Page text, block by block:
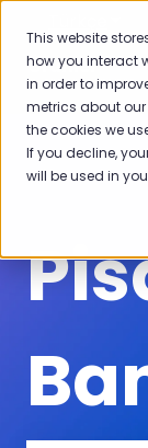
This website
how you interact
in order to
metrics about
the cookies we
If you decline,
will be used in
Ürünler